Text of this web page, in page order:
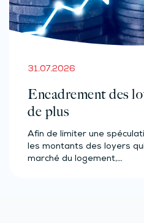
31.07.2026
Encadrement des
de plus
Afin de limiter une
les montants des loyers
marché du logement,…